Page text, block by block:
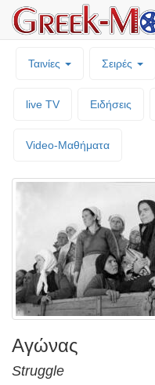
Ταινίες Σειρές
live TV Ειδήσεις
Video-Mαθήματα
Αγώνας
Struggle